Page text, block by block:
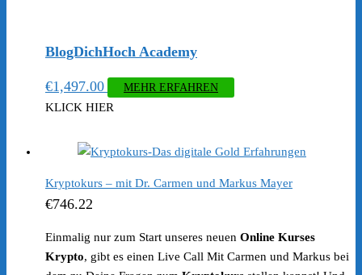
BlogDichHoch Academy
€1,497.00 MEHR ERFAHREN
KLICK HIER
Kryptokurs – mit Dr. Carmen und Markus Mayer
€746.22
Einmalig nur zum Start unseres neuen Online Kurses
Krypto, gibt es einen Live Call Mit Carmen und Markus bei